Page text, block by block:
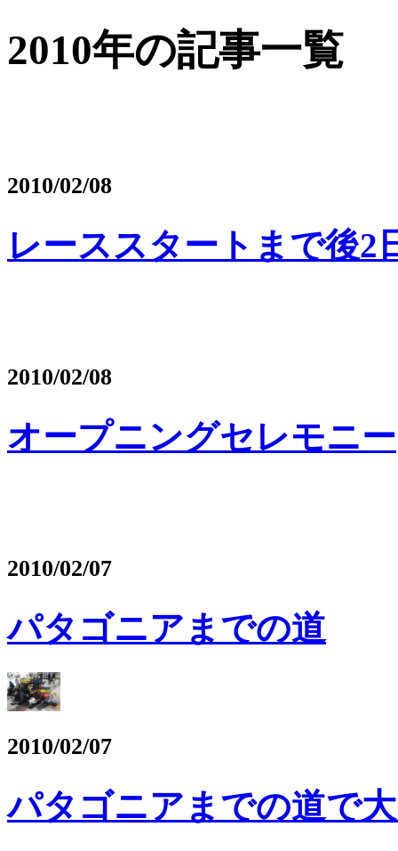
2010年の記事一覧
2010/02/08
レーススタートまで後2
2010/02/08
オープニングセレモニー
2010/02/07
パタゴニアまでの道
2010/02/07
パタゴニアまでの道で